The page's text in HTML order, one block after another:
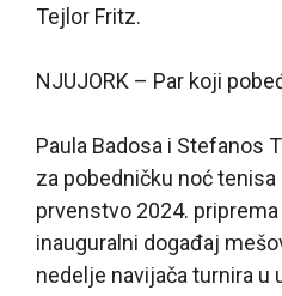
Tejlor Fritz.
NJUJORK – Par koji
Paula Badosa i Stefanos
za pobedničku noć
prvenstvo 2024.
inauguralni događaj
nedelje navijača turnira u